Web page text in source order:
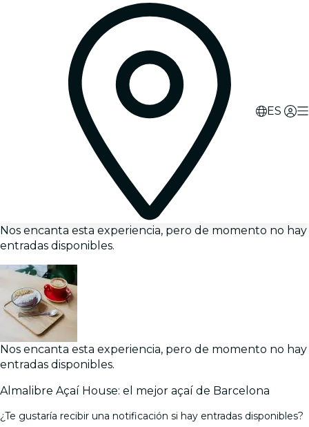
ES
Nos encanta esta experiencia, pero de momento no hay
entradas disponibles.
Nos encanta esta experiencia, pero de momento no hay
entradas disponibles.
Almalibre Açaí House: el mejor açaí de Barcelona
¿Te gustaría recibir una notificación si hay entradas disponibles?